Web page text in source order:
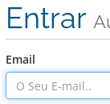
Entrar
Email